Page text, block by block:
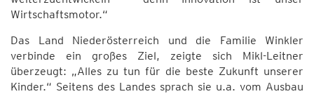
Wirtschaftsmotor.“
Das Land Niederösterreich und die Familie Winkler
verbinde ein großes Ziel, zeigte sich Mikl-Leitner
überzeugt: „Alles zu tun für die beste Zukunft unserer
Kinder.“ Seitens des Landes sprach sie u.a. vom Ausbau